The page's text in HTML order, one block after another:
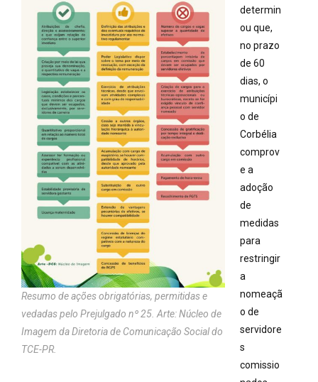
Resumo de ações obrigatórias, permitidas e
vedadas pelo Prejulgado nº 25. Arte: Núcleo de
Imagem da Diretoria de Comunicação Social do
TCE-PR.
determin
ou que,
no prazo
de 60
dias, o
municípi
o de
Corbélia
comprov
e a
adoção
de
medidas
para
restringir
a
nomeaçã
o de
servidore
s
comissio